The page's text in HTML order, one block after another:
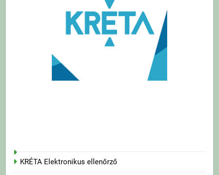
KRÉTA Elektronikus ellenőrző